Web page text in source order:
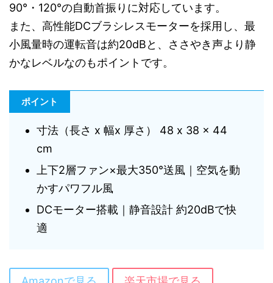
90°・120°の自動首振りに対応しています。
また、高性能DCブラシレスモーターを採用し、最
小風量時の運転音は約20dBと、ささやき声より静
かなレベルなのもポイントです。
ポイント
寸法（長さ x 幅x 厚さ） 48 x 38 x 44
cm
上下2層ファン×最大350°送風｜空気を動
かすパワフル風
DCモーター搭載｜静音設計 約20dBで快
適